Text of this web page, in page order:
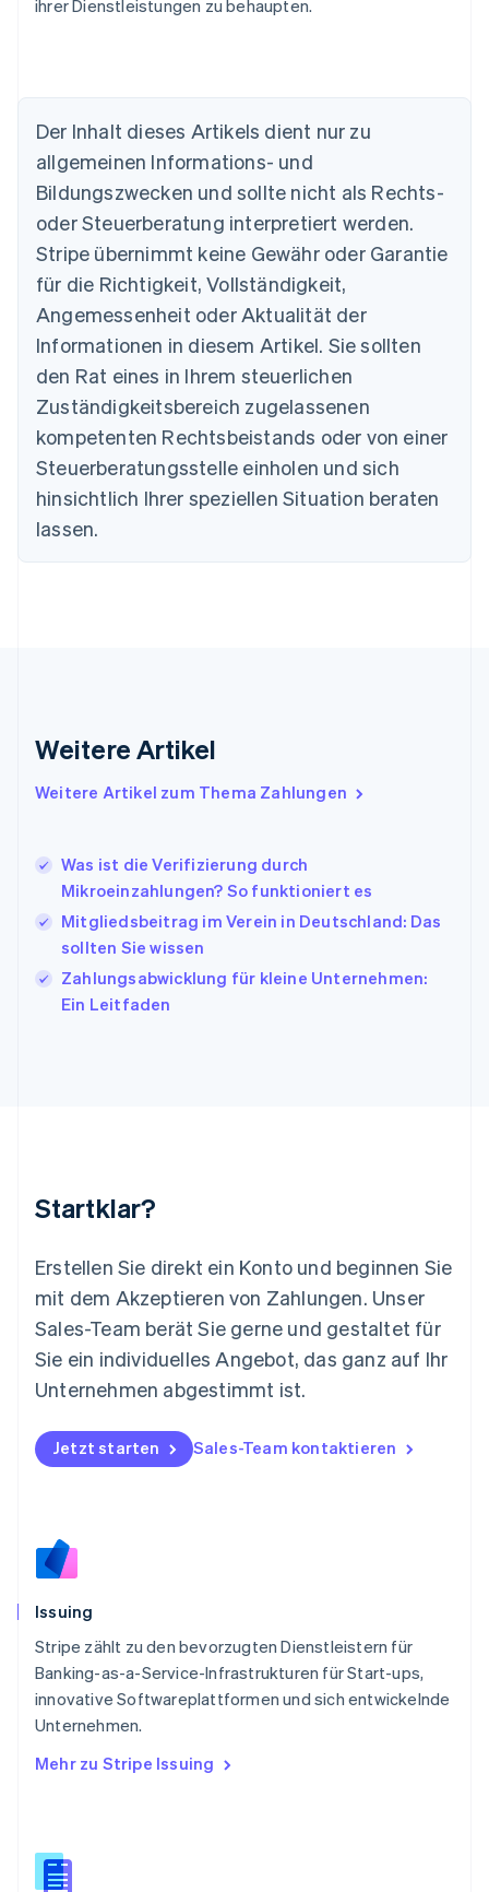
ihrer Dienstleistungen zu behaupten.
Der Inhalt dieses Artikels dient nur zu
allgemeinen Informations- und
Bildungszwecken und sollte nicht als Rechts-
oder Steuerberatung interpretiert werden.
Stripe übernimmt keine Gewähr oder Garantie
für die Richtigkeit, Vollständigkeit,
Angemessenheit oder Aktualität der
Informationen in diesem Artikel. Sie sollten
den Rat eines in Ihrem steuerlichen
Zuständigkeitsbereich zugelassenen
kompetenten Rechtsbeistands oder von einer
Steuerberatungsstelle einholen und sich
hinsichtlich Ihrer speziellen Situation beraten
lassen.
Weitere Artikel
Weitere Artikel zum Thema Zahlungen
Was ist die Verifizierung durch
Mikroeinzahlungen? So funktioniert es
Mitgliedsbeitrag im Verein in Deutschland: Das
sollten Sie wissen
Zahlungsabwicklung für kleine Unternehmen:
Ein Leitfaden
Startklar?
Erstellen Sie direkt ein Konto und beginnen Sie
mit dem Akzeptieren von Zahlungen. Unser
Sales-Team berät Sie gerne und gestaltet für
Sie ein individuelles Angebot, das ganz auf Ihr
Unternehmen abgestimmt ist.
Jetzt starten Sales-Team kontaktieren
Issuing
Stripe zählt zu den bevorzugten Dienstleistern für
Banking-as-a-Service-Infrastrukturen für Start-ups,
innovative Softwareplattformen und sich entwickelnde
Unternehmen.
Mehr zu Stripe Issuing
Australien
English
Nederlands FrançaisDeutschEnglish
Brasilien
English
Bulgarien
English
Dänemark
Deutschland
DeutschEnglish
Estland
English
Festlandchina
简体中文
EnglishSvenska
English
English
Japan
日本語 English
EnglishFrançais
Kroatien
English Italiano
Lettland
English
Malta
Mexiko
Neuseeland
English
Niederlande
Nederlands English
Norwegen
Österreich
DeutschEnglish
Português
Schweden
Schweiz
DeutschFrançaisItaliano English
Singapur
English简体中文
English
China
English